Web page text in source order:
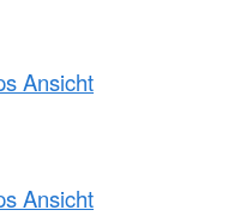
Ansicht
Ansicht